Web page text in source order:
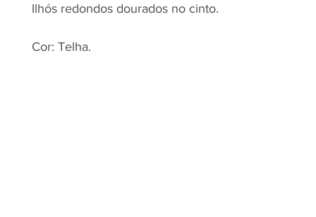
Ilhós redondos dourados no cinto.
Cor: Telha.